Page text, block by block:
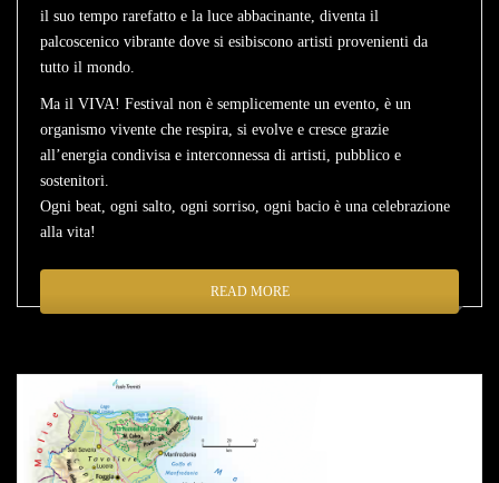
il suo tempo rarefatto e la luce abbacinante, diventa il
palcoscenico vibrante dove si esibiscono artisti provenienti da
tutto il mondo.
Ma il VIVA! Festival non è semplicemente un evento, è un
organismo vivente che respira, si evolve e cresce grazie
all’energia condivisa e interconnessa di artisti, pubblico e
sostenitori.
Ogni beat, ogni salto, ogni sorriso, ogni bacio è una celebrazione
alla vita!
READ MORE